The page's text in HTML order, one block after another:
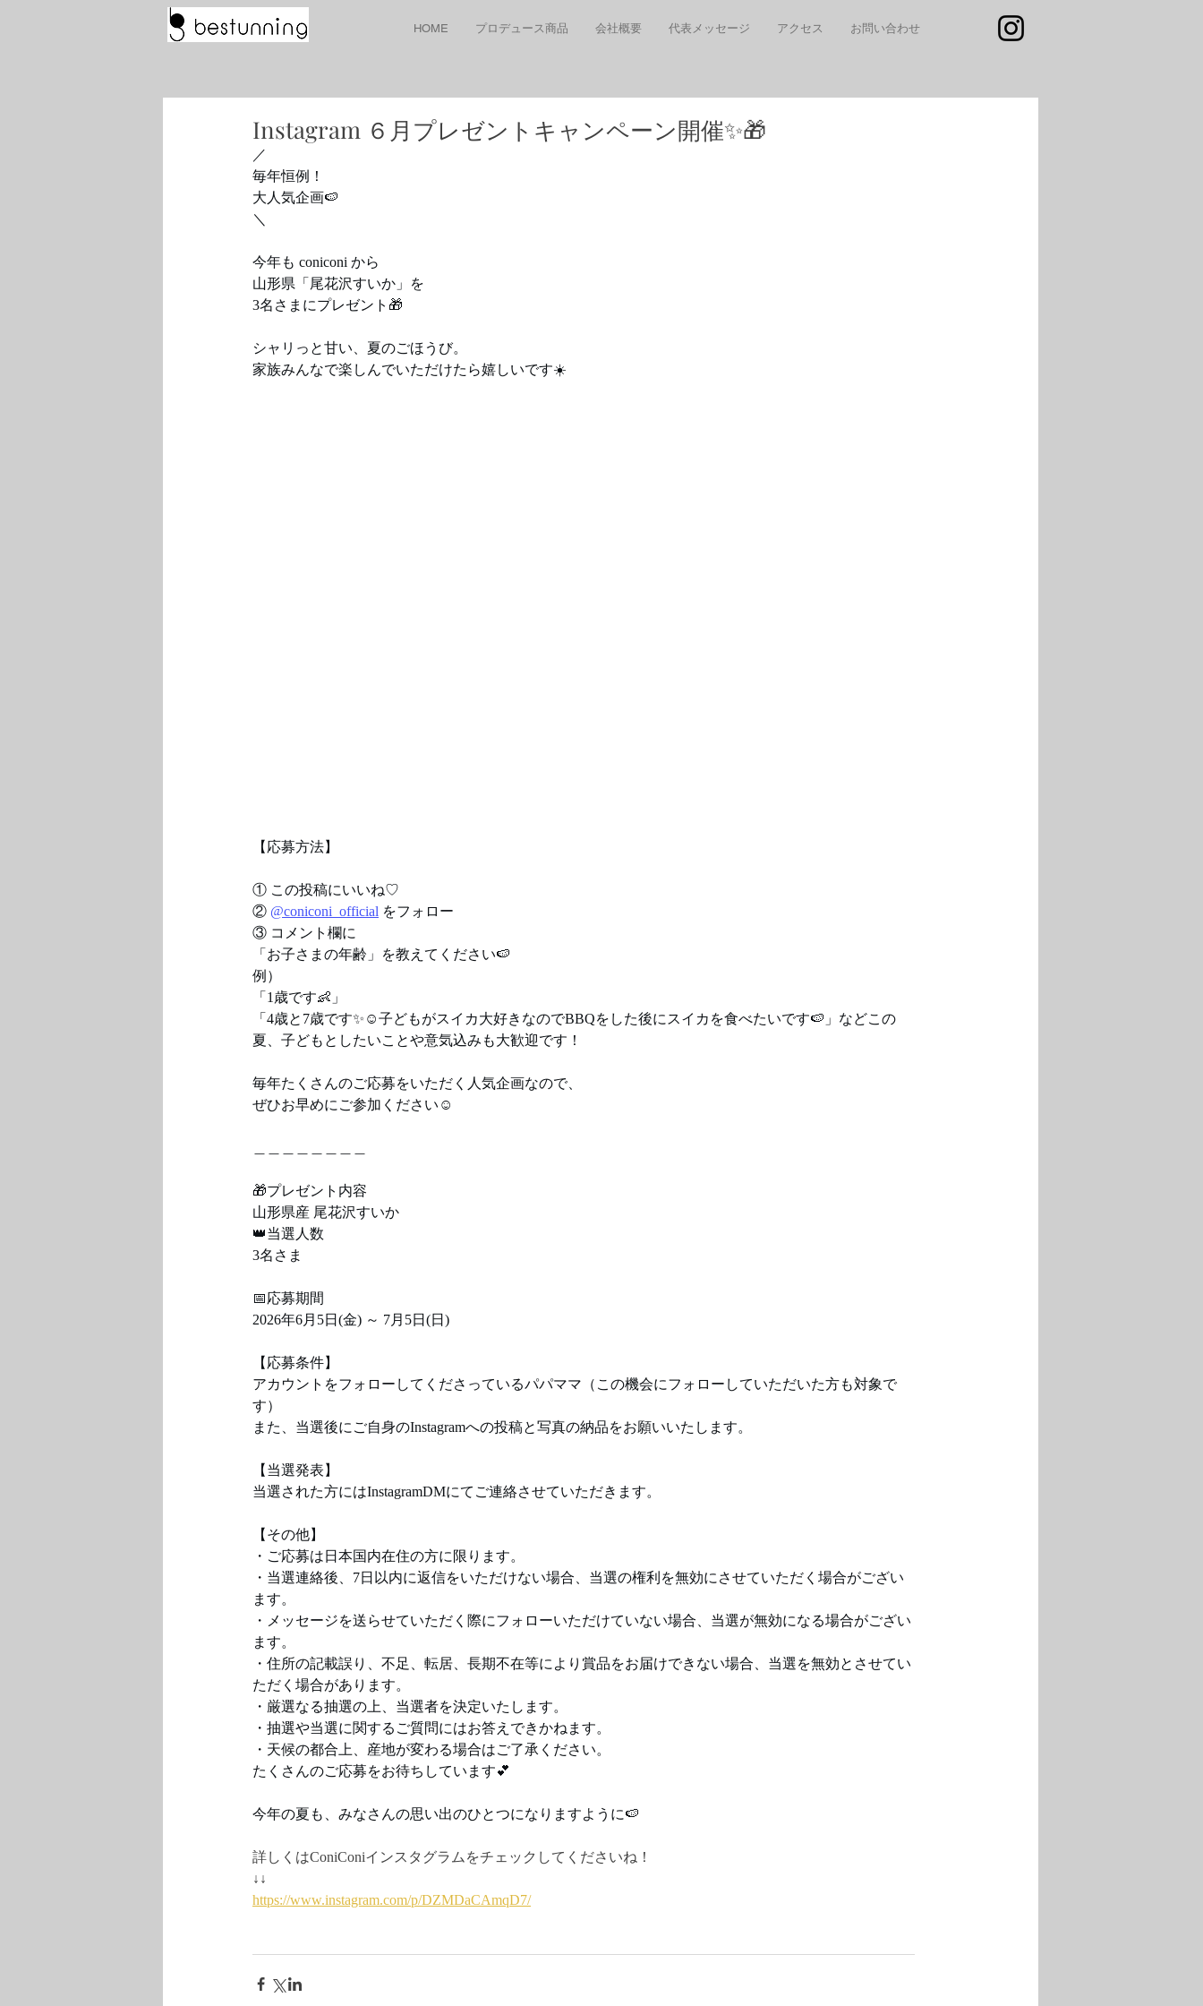
HOME プロデュース商品 会社概要 代表メッセージ アクセス お問い合わせ
Instagram ６月プレゼントキャンペーン開催✨🎁
／
毎年恒例！
大人気企画🍉
＼
今年も coniconi から
山形県「尾花沢すいか」を
3名さまにプレゼント🎁
シャリっと甘い、夏のごほうび。
家族みんなで楽しんでいただけたら嬉しいです☀️
【応募方法】
① この投稿にいいね♡
② @coniconi_official をフォロー
③ コメント欄に
「お子さまの年齢」を教えてください🍉
例）
「1歳です👶」
「4歳と7歳です✨☺️子どもがスイカ大好きなのでBBQをした後にスイカを食べたいです🍉」などこの
夏、子どもとしたいことや意気込みも大歓迎です！
毎年たくさんのご応募をいただく人気企画なので、
ぜひお早めにご参加ください☺️
🎁プレゼント内容
山形県産 尾花沢すいか
👑当選人数
3名さま
📅応募期間
2026年6月5日(金) ～ 7月5日(日)
【応募条件】
アカウントをフォローしてくださっているパパママ（この機会にフォローしていただいた方も対象で
す）
また、当選後にご自身のInstagramへの投稿と写真の納品をお願いいたします。
【当選発表】
当選された方にはInstagramDMにてご連絡させていただきます。
【その他】
・ご応募は日本国内在住の方に限ります。
・当選連絡後、7日以内に返信をいただけない場合、当選の権利を無効にさせていただく場合がござい
ます。
・メッセージを送らせていただく際にフォローいただけていない場合、当選が無効になる場合がござい
ます。
・住所の記載誤り、不足、転居、長期不在等により賞品をお届けできない場合、当選を無効とさせてい
ただく場合があります。
・厳選なる抽選の上、当選者を決定いたします。
・抽選や当選に関するご質問にはお答えできかねます。
・天候の都合上、産地が変わる場合はご了承ください。
たくさんのご応募をお待ちしています💕
今年の夏も、みなさんの思い出のひとつになりますように🍉
詳しくはConiConiインスタグラムをチェックしてくださいね！
↓↓
https://www.instagram.com/p/DZMDaCAmqD7/